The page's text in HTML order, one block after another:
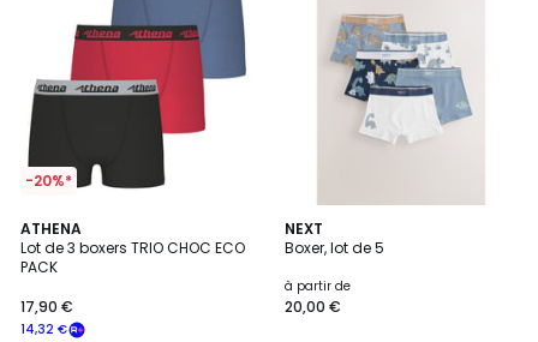
-20%*
ATHENA
Lot de 3 boxers TRIO CHOC ECO
PACK
14,32 €
17,90 €
NEXT
Boxer, lot de 5
à partir de
20,00 €